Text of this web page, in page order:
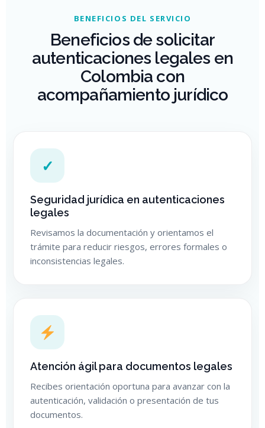
BENEFICIOS DEL SERVICIO
Beneficios de solicitar
autenticaciones legales en
Colombia con
acompañamiento jurídico
✓
Seguridad jurídica en autenticaciones
legales
Revisamos la documentación y orientamos el
trámite para reducir riesgos, errores formales o
inconsistencias legales.
Atención ágil para documentos legales
Recibes orientación oportuna para avanzar con la
autenticación, validación o presentación de tus
documentos.